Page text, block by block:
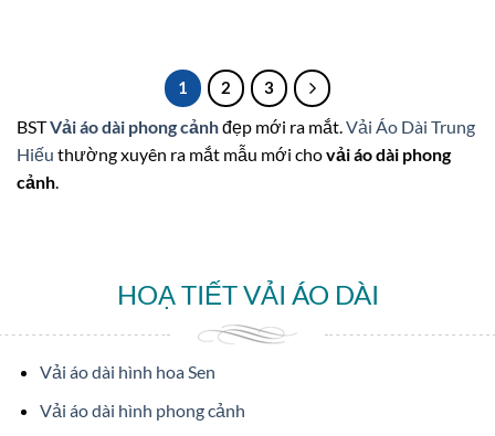
1 2 3
BSTVải áo dài phong cảnhđẹp mới ra mắt. Vải Áo Dài Trung
Hiếu thường xuyên ra mắt mẫu mới chovải áo dài phong
cảnh
HOẠ TIẾT VẢI ÁO DÀI
Vải áo dài hình hoa Sen
Vải áo dài hình phong cảnh